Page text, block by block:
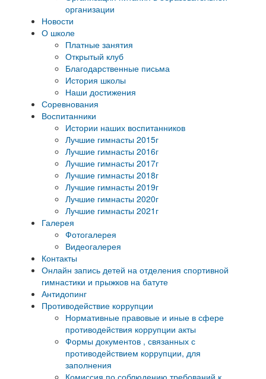
организации
Новости
О школе
Платные занятия
Открытый клуб
Благодарственные письма
История школы
Наши достижения
Соревнования
Воспитанники
Истории наших воспитанников
Лучшие гимнасты 2015г
Лучшие гимнасты 2016г
Лучшие гимнасты 2017г
Лучшие гимнасты 2018г
Лучшие гимнасты 2019г
Лучшие гимнасты 2020г
Лучшие гимнасты 2021г
Галерея
Фотогалерея
Видеогалерея
Контакты
Онлайн запись детей на отделения спортивной
гимнастики и прыжков на батуте
Антидопинг
Противодействие коррупции
Нормативные правовые и иные в сфере
противодействия коррупции акты
Формы документов , связанных с
противодействием коррупции, для
заполнения
Комиссия по соблюдению требований к